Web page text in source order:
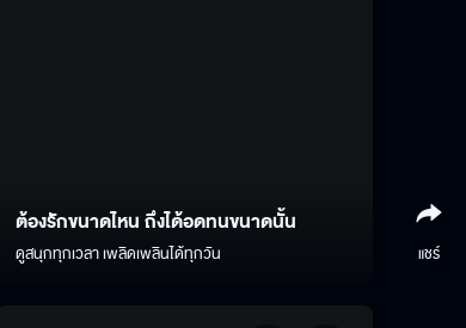
ต้องรักขนาดไหน ถึงได้อดทนขนาดนั้น
ดูสนุกทุกเวลา เพลิดเพลินได้ทุกวัน แชร์